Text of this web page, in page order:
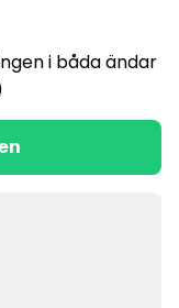
i båda ändar